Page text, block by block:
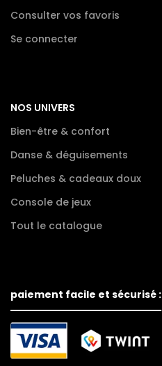
Consulter vos favoris
Se connecter
NOS UNIVERS
Bien-être & confort
Danse & déguisements
Peluches & cadeaux doux
Console de jeux
Tout le catalogue
paiement facile et sécurisé :